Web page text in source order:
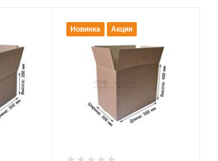
Новинка Акция